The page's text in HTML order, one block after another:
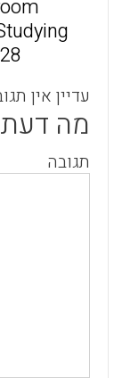
עדיין אין
מה
תגובה